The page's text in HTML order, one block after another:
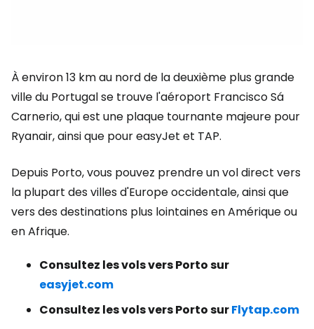
À environ 13 km au nord de la deuxième plus grande
ville du Portugal se trouve l'aéroport Francisco Sá
Carnerio, qui est une plaque tournante majeure pour
Ryanair, ainsi que pour easyJet et TAP.
Depuis Porto, vous pouvez prendre un vol direct vers
la plupart des villes d'Europe occidentale, ainsi que
vers des destinations plus lointaines en Amérique ou
en Afrique.
Consultez les vols vers Porto sur
easyjet.com
Consultez les vols vers Porto surFlytap.com